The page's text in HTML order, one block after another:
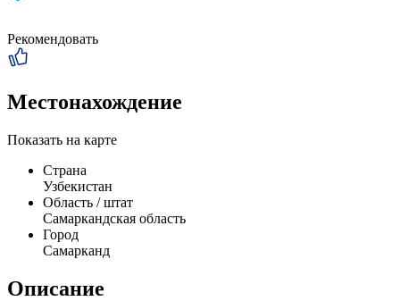
Рекомендовать
Местонахождение
Показать на карте
Страна
Узбекистан
Область / штат
Самаркандская область
Город
Самарканд
Описание